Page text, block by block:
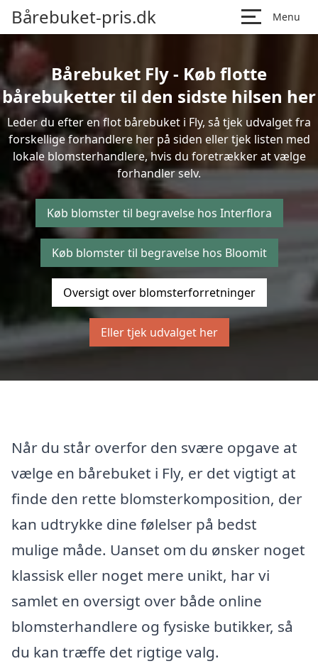
Bårebuket-pris.dk Menu
Bårebuket Fly - Køb flotte
bårebuketter til den sidste hilsen her
Leder du efter en flot bårebuket i Fly, så tjek udvalget fra
forskellige forhandlere her på siden eller tjek listen med
lokale blomsterhandlere, hvis du foretrækker at vælge
forhandler selv.
Køb blomster til begravelse hos Interflora
Køb blomster til begravelse hos Bloomit
Oversigt over blomsterforretninger
Eller tjek udvalget her
Når du står overfor den svære opgave at
vælge en bårebuket i Fly, er det vigtigt at
finde den rette blomsterkomposition, der
kan udtrykke dine følelser på bedst
mulige måde. Uanset om du ønsker noget
klassisk eller noget mere unikt, har vi
samlet en oversigt over både online
blomsterhandlere og fysiske butikker, så
du kan træffe det rigtige valg.